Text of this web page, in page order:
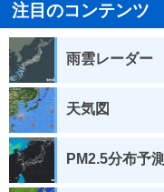
注目のコンテンツ
雨雲レーダー
天気図
PM2.5分布予測